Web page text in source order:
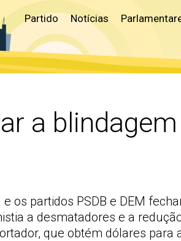
Partido Notícias
a
os partidos PSDB e DEM
a desmatadores e a
que obtém dólares para